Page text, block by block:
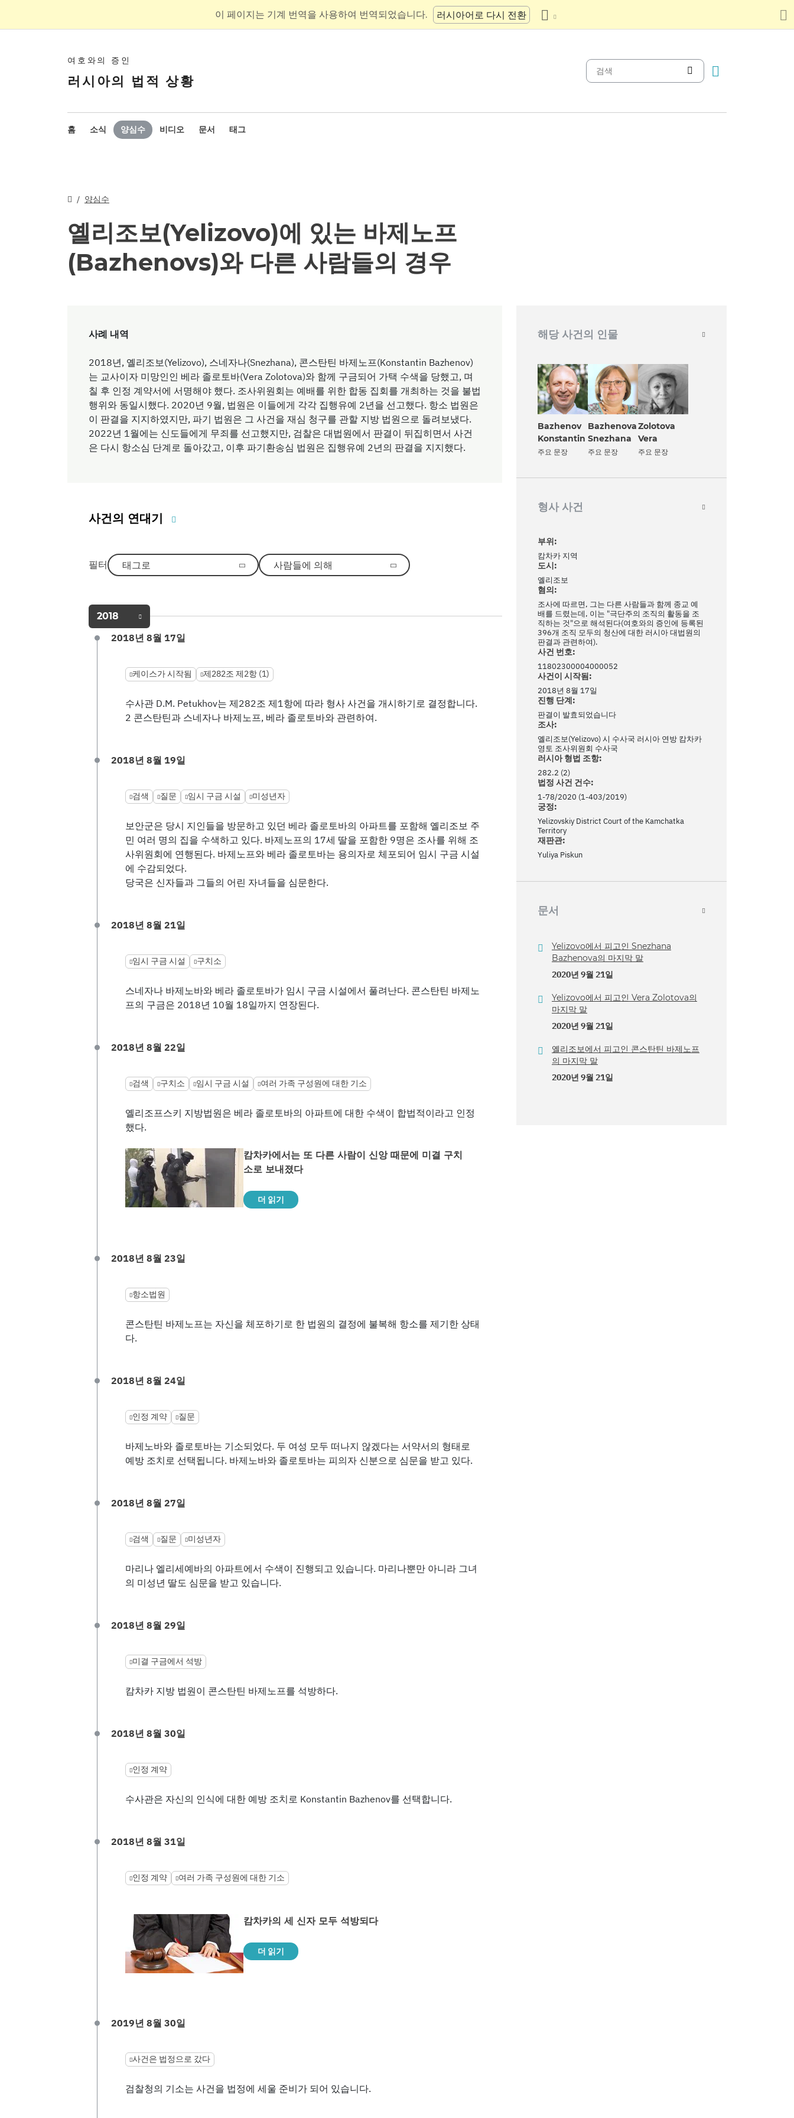
이 페이지는 기계 번역을 사용하여 번역되었습니다. 러시아어로 다시 전환
여호와의 증인
러시아의 법적 상황
홈 소식 양심수 비디오 문서 태그
양심수
옐리조보(Yelizovo)에 있는 바제노프
(Bazhenovs)와 다른 사람들의 경우
사례 내역
2018년, 옐리조보(Yelizovo), 스네자나(Snezhana), 콘스탄틴 바제노프(Konstantin Bazhenov)
는 교사이자 미망인인 베라 졸로토바(Vera Zolotova)와 함께 구금되어 가택 수색을 당했고, 며
칠 후 인정 계약서에 서명해야 했다. 조사위원회는 예배를 위한 합동 집회를 개최하는 것을 불법
행위와 동일시했다. 2020년 9월, 법원은 이들에게 각각 집행유예 2년을 선고했다. 항소 법원은
이 판결을 지지하였지만, 파기 법원은 그 사건을 재심 청구를 관할 지방 법원으로 돌려보냈다.
2022년 1월에는 신도들에게 무죄를 선고했지만, 검찰은 대법원에서 판결이 뒤집히면서 사건
은 다시 항소심 단계로 돌아갔고, 이후 파기환송심 법원은 집행유예 2년의 판결을 지지했다.
사건의 연대기
필터 태그로 사람들에 의해
2018
2018년 8월 17일
케이스가 시작됨 제282조 제2항 (1)
수사관 D.M. Petukhov는 제282조 제1항에 따라 형사 사건을 개시하기로 결정합니다.
2 콘스탄틴과 스네자나 바제노프, 베라 졸로토바와 관련하여.
2018년 8월 19일
검색 질문 임시 구금 시설 미성년자
보안군은 당시 지인들을 방문하고 있던 베라 졸로토바의 아파트를 포함해 옐리조보 주
민 여러 명의 집을 수색하고 있다. 바제노프의 17세 딸을 포함한 9명은 조사를 위해 조
사위원회에 연행된다. 바제노프와 베라 졸로토바는 용의자로 체포되어 임시 구금 시설
에 수감되었다.
당국은 신자들과 그들의 어린 자녀들을 심문한다.
2018년 8월 21일
임시 구금 시설 구치소
스네자나 바제노바와 베라 졸로토바가 임시 구금 시설에서 풀려난다. 콘스탄틴 바제노
프의 구금은 2018년 10월 18일까지 연장된다.
2018년 8월 22일
검색 구치소 임시 구금 시설 여러 가족 구성원에 대한 기소
옐리조프스키 지방법원은 베라 졸로토바의 아파트에 대한 수색이 합법적이라고 인정
했다.
캄차카에서는 또 다른 사람이 신앙 때문에 미결 구치
소로 보내졌다
더 읽기
2018년 8월 23일
항소법원
콘스탄틴 바제노프는 자신을 체포하기로 한 법원의 결정에 불복해 항소를 제기한 상태
다.
2018년 8월 24일
인정 계약 질문
바제노바와 졸로토바는 기소되었다. 두 여성 모두 떠나지 않겠다는 서약서의 형태로
예방 조치로 선택됩니다. 바제노바와 졸로토바는 피의자 신분으로 심문을 받고 있다.
2018년 8월 27일
검색 질문 미성년자
마리나 엘리세예바의 아파트에서 수색이 진행되고 있습니다. 마리나뿐만 아니라 그녀
의 미성년 딸도 심문을 받고 있습니다.
2018년 8월 29일
미결 구금에서 석방
캄차카 지방 법원이 콘스탄틴 바제노프를 석방하다.
2018년 8월 30일
인정 계약
수사관은 자신의 인식에 대한 예방 조치로 Konstantin Bazhenov를 선택합니다.
2018년 8월 31일
인정 계약 여러 가족 구성원에 대한 기소
캄차카의 세 신자 모두 석방되다
더 읽기
2019년 8월 30일
사건은 법정으로 갔다
검찰청의 기소는 사건을 법정에 세울 준비가 되어 있습니다.
해당 사건의 인물
Bazhenov
Konstantin
주요 문장
Bazhenova
Snezhana
주요 문장
Zolotova
Vera
주요 문장
형사 사건
부위:
캄차카 지역
도시:
옐리조보
혐의:
조사에 따르면, 그는 다른 사람들과 함께 종교 예
배를 드렸는데, 이는 "극단주의 조직의 활동을 조
직하는 것"으로 해석된다(여호와의 증인에 등록된
396개 조직 모두의 청산에 대한 러시아 대법원의
판결과 관련하여).
사건 번호:
11802300004000052
사건이 시작됨:
2018년 8월 17일
진행 단계:
판결이 발효되었습니다
조사:
옐리조보(Yelizovo) 시 수사국 러시아 연방 캄차카
영토 조사위원회 수사국
러시아 형법 조항:
282.2 (2)
법정 사건 건수:
1-78/2020 (1-403/2019)
궁정:
Yelizovskiy District Court of the Kamchatka
Territory
재판관:
Yuliya Piskun
문서
Yelizovo에서 피고인 Snezhana
Bazhenova의 마지막 말
2020년 9월 21일
Yelizovo에서 피고인 Vera Zolotova의
마지막 말
2020년 9월 21일
옐리조보에서 피고인 콘스탄틴 바제노프
의 마지막 말
2020년 9월 21일